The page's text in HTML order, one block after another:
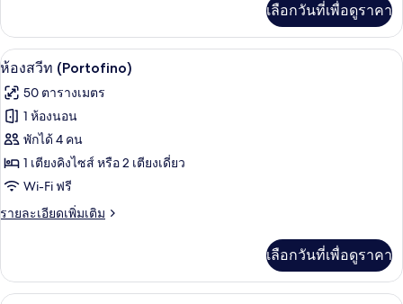
(Prestige)
เกี่ยว
กับ
ห้อง
เนียร์
สวี
(Prestige)
เลือกวันที่เพื่อดูราคา
เปิด
ภาพถ่าย
ทั้งหมด
ของ
ห้อง
สวีท
(Portofino)
ห้องสวีท (Portofino) | เครื่องนอนป้อ
13
ห้องสวีท (Portofino)
50 ตารางเมตร
1 ห้องนอน
พักได้ 4 คน
1 เตียงคิงไซส์ หรือ 2 เตียงเดี่ยว
Wi-Fi ฟรี
รายละเอียดเพิ่มเติม
ราย
เกี่ยว
กับ
เลือกวันที่เพื่อดูราคา